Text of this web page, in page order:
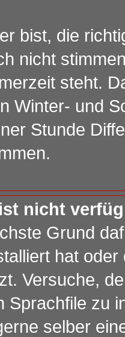
bist, die
nicht
steht.
Winter- und
Stunde
nicht
Grund
hat
Versuche,
Sprachfile zu
selber